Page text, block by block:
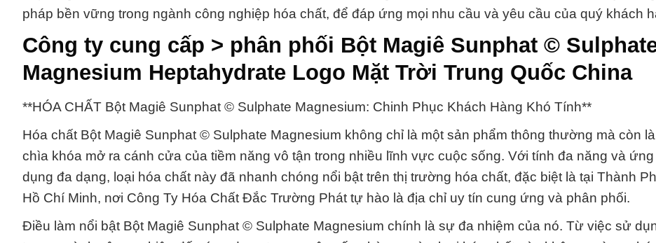
pháp bền vững trong ngành công nghiệp hóa chất, để đáp ứng mọi nhu cầu và yêu cầu của quý khách
Công ty cung cấp > phân phối Bột Magiê Sunphat ©
Magnesium Heptahydrate Logo Mặt Trời Trung Quốc China
**HÓA CHẤT Bột Magiê Sunphat © Sulphate Magnesium: Chinh Phục Khách Hàng Khó Tính**
Hóa chất Bột Magiê Sunphat © Sulphate Magnesium không chỉ là một sản phẩm thông thường mà còn là
chìa khóa mở ra cánh cửa của tiềm năng vô tận trong nhiều lĩnh vực cuộc sống. Với tính đa năng và ứng
dụng đa dạng, loại hóa chất này đã nhanh chóng nổi bật trên thị trường hóa chất, đặc biệt là tại Thành
Hồ Chí Minh, nơi Công Ty Hóa Chất Đắc Trường Phát tự hào là địa chỉ uy tín cung ứng và phân phối.
Điều làm nổi bật Bột Magiê Sunphat © Sulphate Magnesium chính là sự đa nhiệm của nó. Từ việc sử